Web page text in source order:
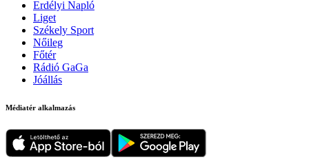
Erdélyi Napló
Liget
Székely Sport
Nőileg
Főtér
Rádió GaGa
Jóállás
Médiatér alkalmazás